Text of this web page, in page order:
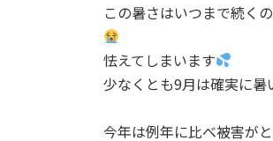
この暑さはいつまで続く
怯えてしまいます
少なくとも9月は確実に暑
今年は例年に比べ被害が